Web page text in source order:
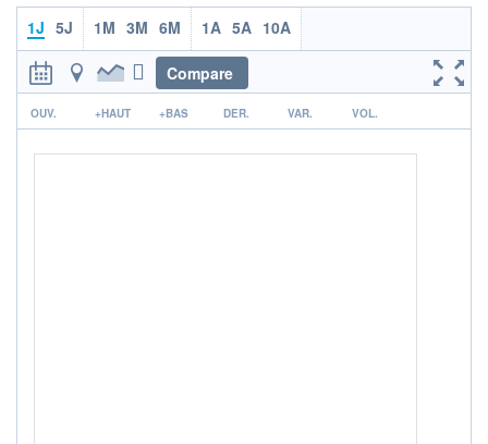
07h56
OUVERTURE
19,8300
CLÔTURE VEILLE
19,8405 19,7873
COTATION SPÉCIFIQUE
1J 5J 1M 3M 6M 1A 5A 10A
Compare
r
OUV. +HAUT +BAS DER. VAR. VOL.